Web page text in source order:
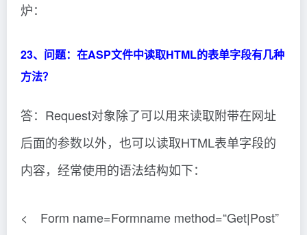
炉：
23、问题：在ASP文件中读取HTML的表单字段有几种
方法？
答：Request对象除了可以用来读取附带在网址
后面的参数以外，也可以读取HTML表单字段的
内容，经常使用的语法结构如下：
< Form name=Formname method=“Get|Post”